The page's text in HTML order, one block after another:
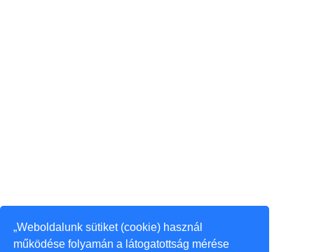
„Weboldalunk sütiket (cookie) használ
működése folyamán a látogatottság mérése